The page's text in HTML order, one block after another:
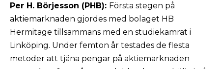
Per H. Börjesson (PHB): Första stegen på
aktiemarknaden gjordes med bolaget HB
Hermitage tillsammans med en studiekamrat i
Linköping. Under femton år testades de flesta
metoder att tjäna pengar på aktiemarknaden